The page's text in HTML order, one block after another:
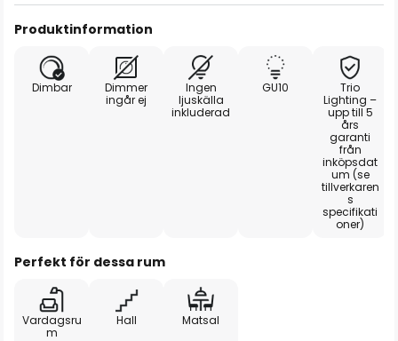
Produktinformation
Dimbar
Dimmer
ingår ej
Ingen
ljuskälla
inkluderad
GU10
Trio
Lighting –
upp till 5
års
garanti
från
inköpsdat
um (se
tillverkaren
s
specifikati
oner)
Perfekt för dessa rum
Vardagsru
m
Hall Matsal